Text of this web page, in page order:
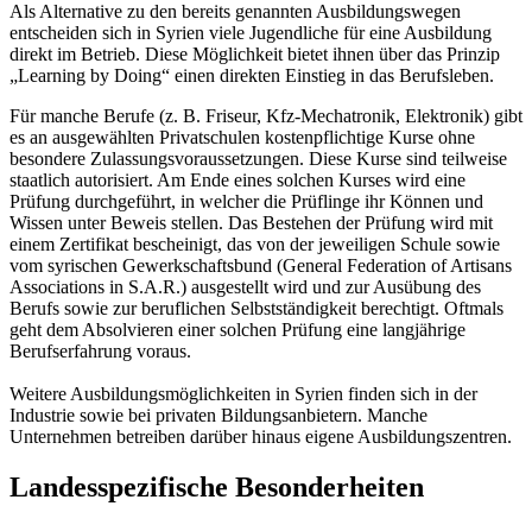
Als Alternative zu den bereits genannten Ausbildungswegen
entscheiden sich in Syrien viele Jugendliche für eine Ausbildung
direkt im Betrieb. Diese Möglichkeit bietet ihnen über das Prinzip
„Learning by Doing“ einen direkten Einstieg in das Berufsleben.
Für manche Berufe (z. B. Friseur, Kfz-Mechatronik, Elektronik) gibt
es an ausgewählten Privatschulen kostenpflichtige Kurse ohne
besondere Zulassungsvoraussetzungen. Diese Kurse sind teilweise
staatlich autorisiert. Am Ende eines solchen Kurses wird eine
Prüfung durchgeführt, in welcher die Prüflinge ihr Können und
Wissen unter Beweis stellen. Das Bestehen der Prüfung wird mit
einem Zertifikat bescheinigt, das von der jeweiligen Schule sowie
vom syrischen Gewerkschaftsbund (General Federation of Artisans
Associations in S.A.R.) ausgestellt wird und zur Ausübung des
Berufs sowie zur beruflichen Selbstständigkeit berechtigt. Oftmals
geht dem Absolvieren einer solchen Prüfung eine langjährige
Berufserfahrung voraus.
Weitere Ausbildungsmöglichkeiten in Syrien finden sich in der
Industrie sowie bei privaten Bildungsanbietern. Manche
Unternehmen betreiben darüber hinaus eigene Ausbildungszentren.
Landesspezifische Besonderheiten